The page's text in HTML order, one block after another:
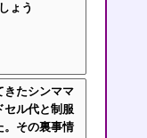
ょう
きたシンママ
セル代と制服
。その裏事情